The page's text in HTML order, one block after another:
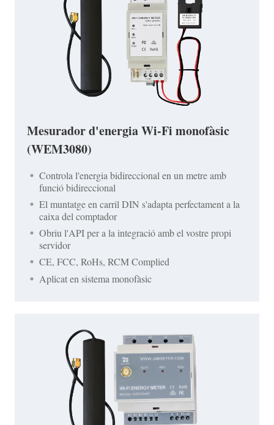
Mesurador d'energia Wi-Fi monofàsic
(WEM3080)
Controla l'energia bidireccional en un metre amb
funció bidireccional
El muntatge en carril DIN s'adapta perfectament a la
caixa del comptador
Obriu l'API per a la integració amb el vostre propi
servidor
CE, FCC, RoHs, RCM Complied
Aplicat en sistema monofàsic